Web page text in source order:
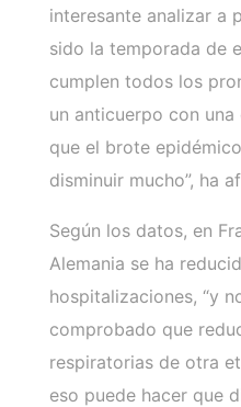
interesante analizar a
sido la temporada de
cumplen todos los
un anticuerpo con
que el brote
disminuir mucho”, ha
Según los datos, en
Alemania se ha
hospitalizaciones, “y
comprobado que
respiratorias de otra
eso puede hacer que